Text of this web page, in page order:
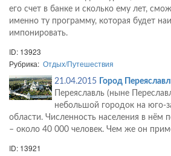
его счет в банке и сколько ему лет,
именно ту программу, которая будет
импонировать.
ID: 13923
Рубрика: Отдых/Путешествия
21.04.2015
Город
Переяславль (ныне
небольшой городок на юго-
области. Численность населения в нём
– около 40 000 человек. Чем же он
ID: 13921